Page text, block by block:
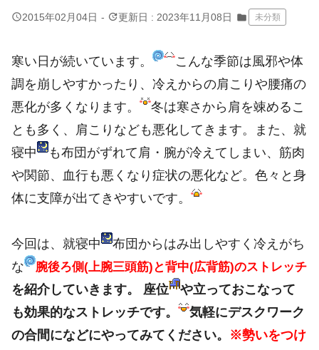
query_builder2015年02月04日 - update更新日 : 2023年11月08日 folder 未分類
寒い日が続いています。
こんな季節は風邪や体
調を崩しやすかったり、冷えからの肩こりや腰痛の
悪化が多くなります。
冬は寒さから肩を竦めるこ
とも多く、肩こりなども悪化してきます。また、就
寝中
も布団がずれて肩・腕が冷えてしまい、筋肉
や関節、血行も悪くなり症状の悪化など。色々と身
体に支障が出てきやすいです。
今回は、就寝中
布団からはみ出しやすく冷えがち
な
腕後ろ側(上腕三頭筋)と背中(広背筋)のストレッチ
を紹介していきます。 座位
や立っておこなって
も効果的なストレッチです。
気軽にデスクワーク
の合間になどにやってみてください。 ※勢いをつけ